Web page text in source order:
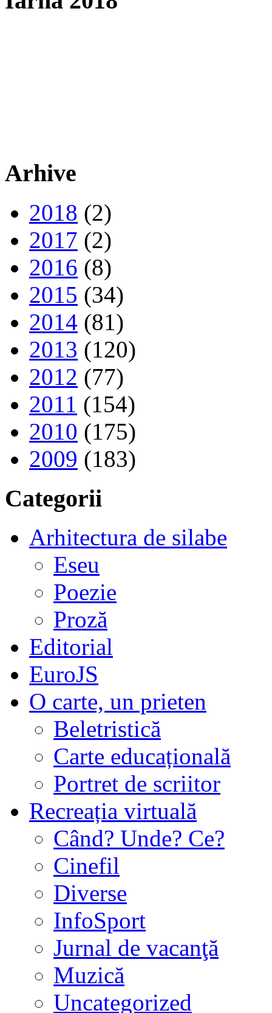
Arhive
2018 (2)
2017 (2)
2016 (8)
2015 (34)
2014 (81)
2013 (120)
2012 (77)
2011 (154)
2010 (175)
2009 (183)
Categorii
Arhitectura de silabe
Eseu
Poezie
Proză
Editorial
EuroJS
O carte, un prieten
Beletristică
Carte educațională
Portret de scriitor
Recreația virtuală
Când? Unde? Ce?
Cinefil
Diverse
InfoSport
Jurnal de vacanţă
Muzică
Uncategorized